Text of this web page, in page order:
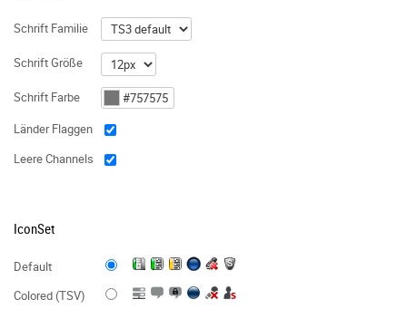
Schrift Familie
Schrift Größe
Schrift Farbe
Länder Flaggen
Leere Channels
IconSet
Default
Colored (TSV)